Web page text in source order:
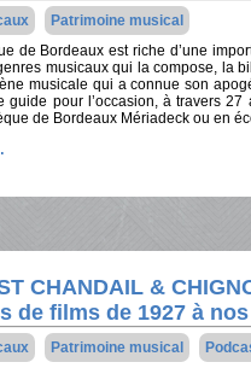
Patrimoine musical
de Bordeaux est riche d’une
musicaux qui la compose, la
musicale qui a connue son
guide pour l’occasion, à travers
de Bordeaux Mériadeck ou en
CHANDAIL &
de films de 1927 à
Patrimoine musical